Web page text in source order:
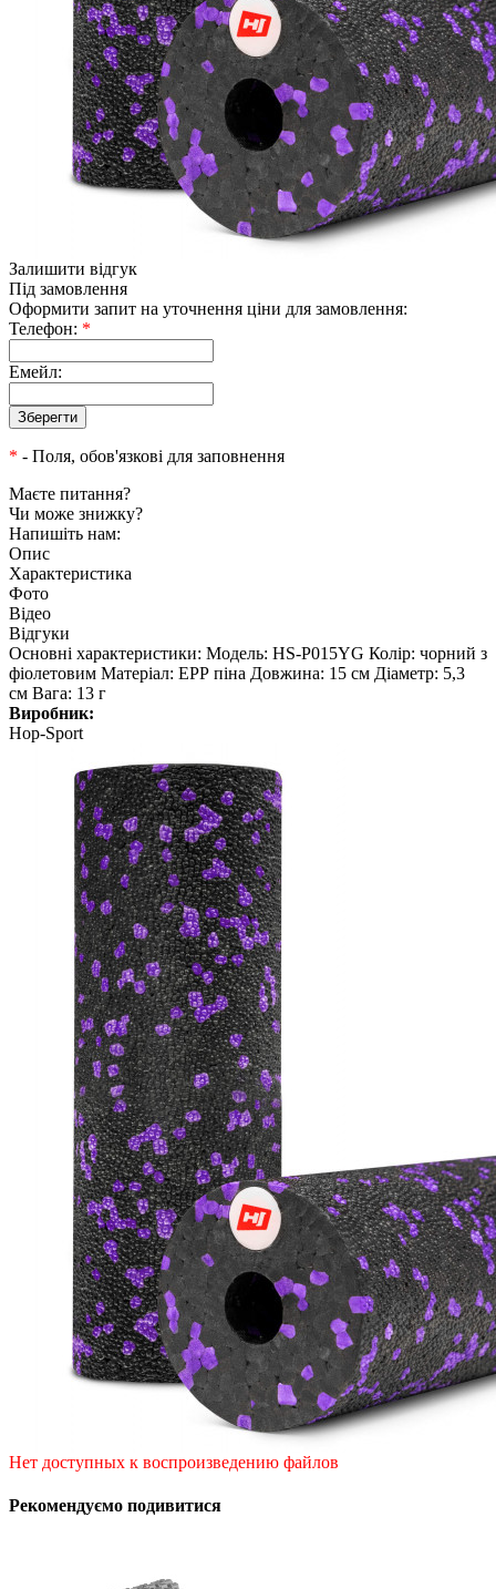
Залишити відгук
Під замовлення
Оформити запит на уточнення ціни для замовлення:
Телефон: *
Емейл:
* - Поля, обов'язкові для заповнення
Маєте питання?
Чи може знижку?
Напишіть нам:
Опис
Характеристика
Фото
Відео
Відгуки
Основні характеристики: Модель: HS-P015YG Колір: чорний з
фіолетовим Матеріал: EPР піна Довжина: 15 см Діаметр: 5,3
см Вага: 13 г
Виробник:
Hop-Sport
Нет доступных к воспроизведению файлов
Рекомендуємо подивитися